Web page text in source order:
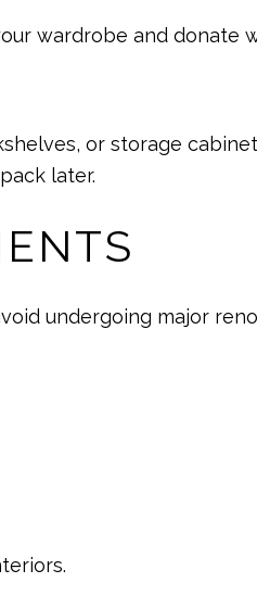
wardrobe and donate
or storage
later.
undergoing major